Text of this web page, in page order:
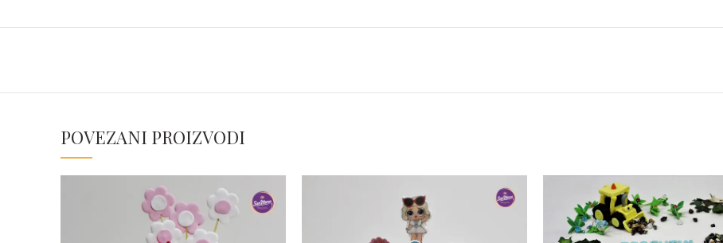
POVEZANI PROIZVODI